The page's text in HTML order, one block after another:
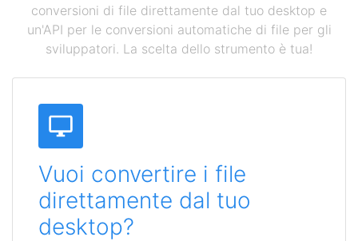
conversioni di file direttamente dal tuo desktop e
un'API per le conversioni automatiche di file per gli
sviluppatori. La scelta dello strumento è tua!
Vuoi convertire i file
direttamente dal tuo
desktop?